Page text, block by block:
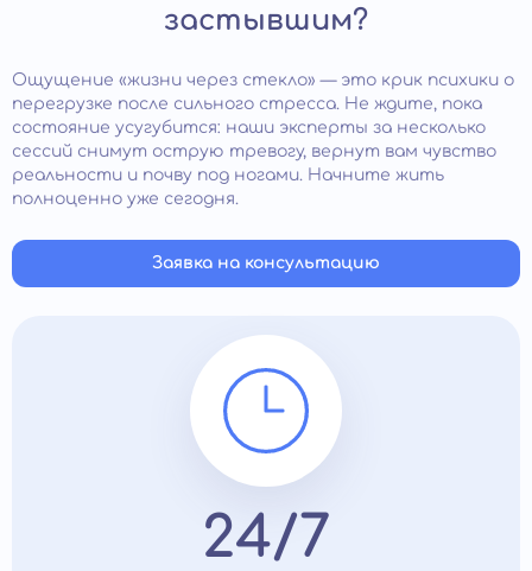
застывшим?
Ощущение «жизни через стекло» — это крик психики о
перегрузке после сильного стресса. Не ждите, пока
состояние усугубится: наши эксперты за несколько
сессий снимут острую тревогу, вернут вам чувство
реальности и почву под ногами. Начните жить
полноценно уже сегодня.
Заявка на консультацию
24/7